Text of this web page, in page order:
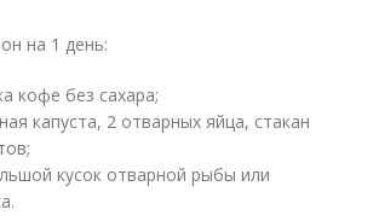
на 1 день:
кофе без сахара;
капуста, 2 отварных яйца, стакан
кусок отварной рыбы или